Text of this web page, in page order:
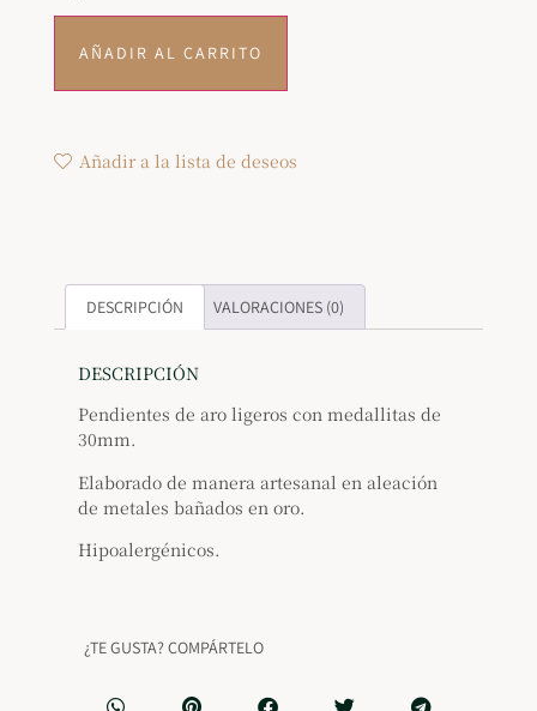
AÑADIR AL CARRITO
Añadir a la lista de deseos
DESCRIPCIÓN VALORACIONES (0)
DESCRIPCIÓN
Pendientes de aro ligeros con medallitas de
30mm.
Elaborado de manera artesanal en aleación
de metales bañados en oro.
Hipoalergénicos.
¿TE GUSTA? COMPÁRTELO